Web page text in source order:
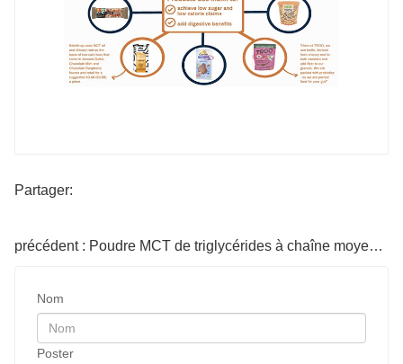
Partager:
précédent : Poudre MCT de triglycérides à chaîne moyenne
Nom
Poster